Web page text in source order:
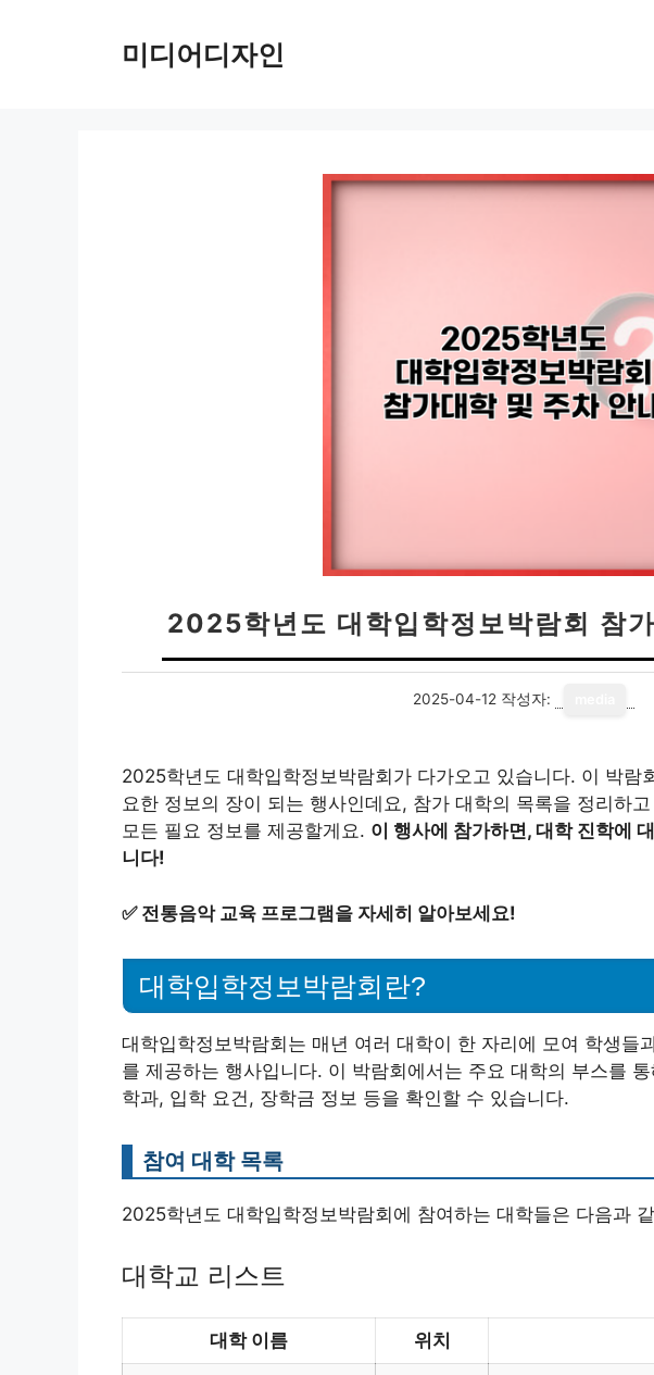
미디어디자인
2025학년도 대학입학정보박람회 참
2025-04-12 작성자:
2025학년도 대학입학정보박람회가 다가오고 있습니다. 이 박람
요한 정보의 장이 되는 행사인데요, 참가 대학의 목록을 정리하
모든 필요 정보를 제공할게요. 이 행사에 참가하면, 대학 진학에
니다!
✅ 전통음악 교육 프로그램을 자세히 알아보세요!
대학입학정보박람회란?
대학입학정보박람회는 매년 여러 대학이 한 자리에 모여 학생들
를 제공하는 행사입니다. 이 박람회에서는 주요 대학의 부스를
학과, 입학 요건, 장학금 정보 등을 확인할 수 있습니다.
참여 대학 목록
2025학년도 대학입학정보박람회에 참여하는 대학들은 다음과
대학교 리스트
대학 이름 위치